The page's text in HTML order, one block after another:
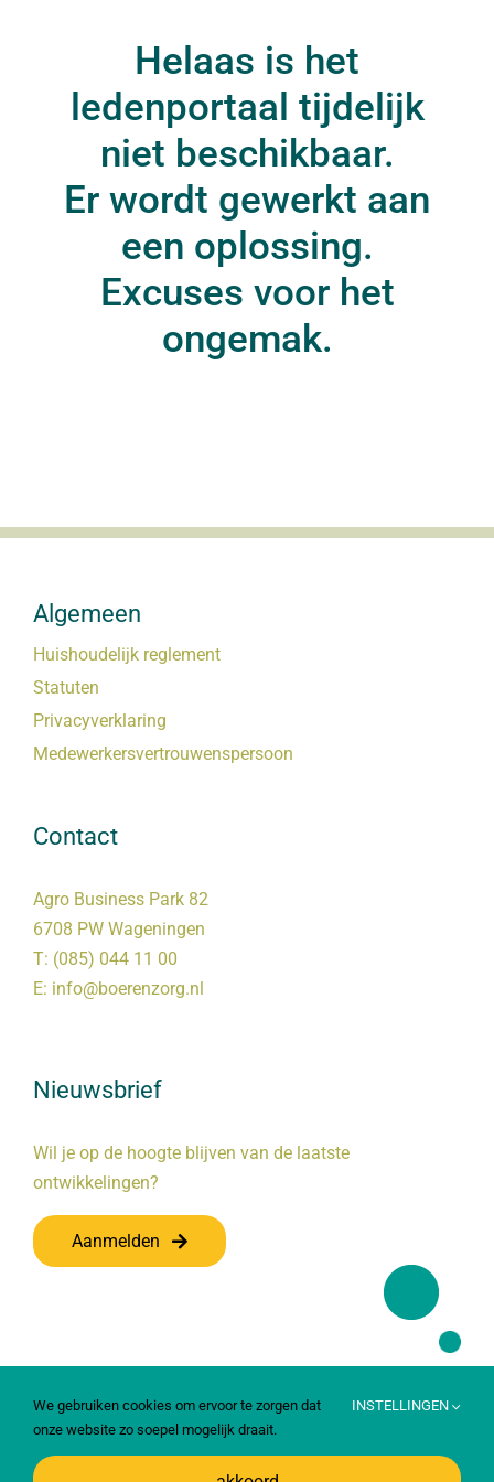
Helaas is het
ledenportaal tijdelijk
niet beschikbaar.
Er wordt gewerkt aan
een oplossing.
Excuses voor het
ongemak.
Algemeen
Huishoudelijk reglement
Statuten
Privacyverklaring
Medewerkersvertrouwenspersoon
Contact
Agro Business Park 82
6708 PW Wageningen
T: (085) 044 11 00
E: info@boerenzorg.nl
Nieuwsbrief
Wil je op de hoogte blijven van de laatste
ontwikkelingen?
Aanmelden
We gebruiken cookies om ervoor te zorgen dat
onze website zo soepel mogelijk draait.
INSTELLINGEN